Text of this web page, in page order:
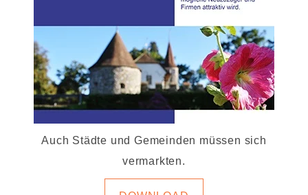
Auch Städte und Gemeinden müssen sich
vermarkten.